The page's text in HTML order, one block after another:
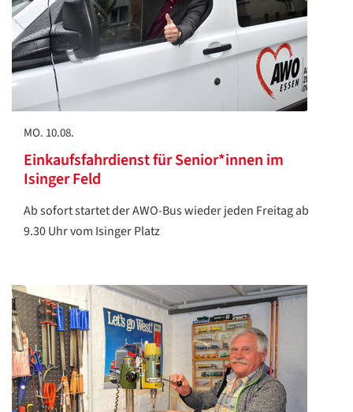
MO. 10.08.
Einkaufsfahrdienst für Senior*innen im
Isinger Feld
Ab sofort startet der AWO-Bus wieder jeden Freitag ab
9.30 Uhr vom Isinger Platz